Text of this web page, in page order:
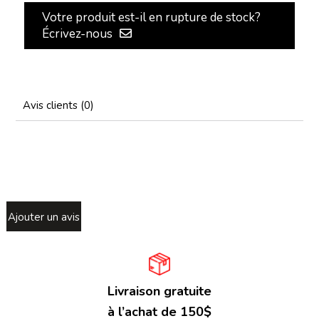
Votre produit est-il en rupture de stock?
Écrivez-nous
Avis clients (0)
Ajouter un avis
Livraison gratuite
à l’achat de 150$